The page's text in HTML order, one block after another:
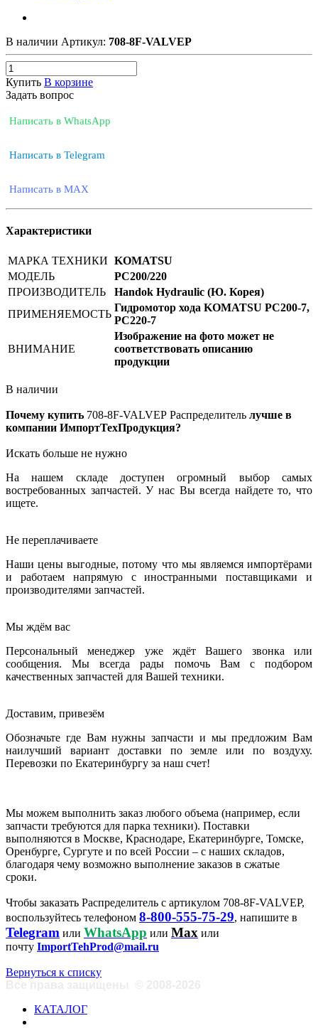
В наличии Артикул: 708-8F-VALVEP
Купить В корзине
Задать вопрос
Написать в WhatsApp
Написать в Telegram
Написать в MAX
Характеристики
МАРКА ТЕХНИКИ KOMATSU
МОДЕЛЬ
PC200/220
ПРОИЗВОДИТЕЛЬ
Handok Hydraulic (Ю. Корея)
ПРИМЕНЯЕМОСТЬ
Гидромотор хода KOMATSU PC200-7,
PC220-7
ВНИМАНИЕ
Изображение на фото может не
соответствовать описанию
продукции
В наличии
Почему купить 708-8F-VALVEP Распределитель лучше в
компании ИмпортТехПродукция?
Искать больше не нужно
На нашем складе доступен огромный выбор самых
востребованных запчастей. У нас Вы всегда найдете то, что
ищете.
Не переплачиваете
Наши цены выгодные, потому что мы являемся импортёрами
и работаем напрямую с иностранными поставщиками и
производителями запчастей.
Мы ждём вас
Персональный менеджер уже ждёт Вашего звонка или
сообщения. Мы всегда рады помочь Вам с подбором
качественных запчастей для Вашей техники.
Доставим, привезём
Обозначьте где Вам нужны запчасти и мы предложим Вам
наилучший вариант доставки по земле или по воздуху.
Перевозки по Екатеринбургу за наш счет!
Мы можем выполнить заказ любого объема (например, если
запчасти требуются для парка техники). Поставки
выполняются в Москве, Краснодаре, Екатеринбурге, Томске,
Оренбурге, Сургуте и по всей России – с наших складов,
благодаря чему возможно выполнение заказов в сжатые
сроки.
Чтобы заказать Распределитель с артикулом 708-8F-VALVEP,
воспользуйтесь телефоном 8-800-555-75-29, напишите в
Telegram или WhatsApp или Max или
почту ImportTehProd@mail.ru
Вернуться к списку
КАТАЛОГ